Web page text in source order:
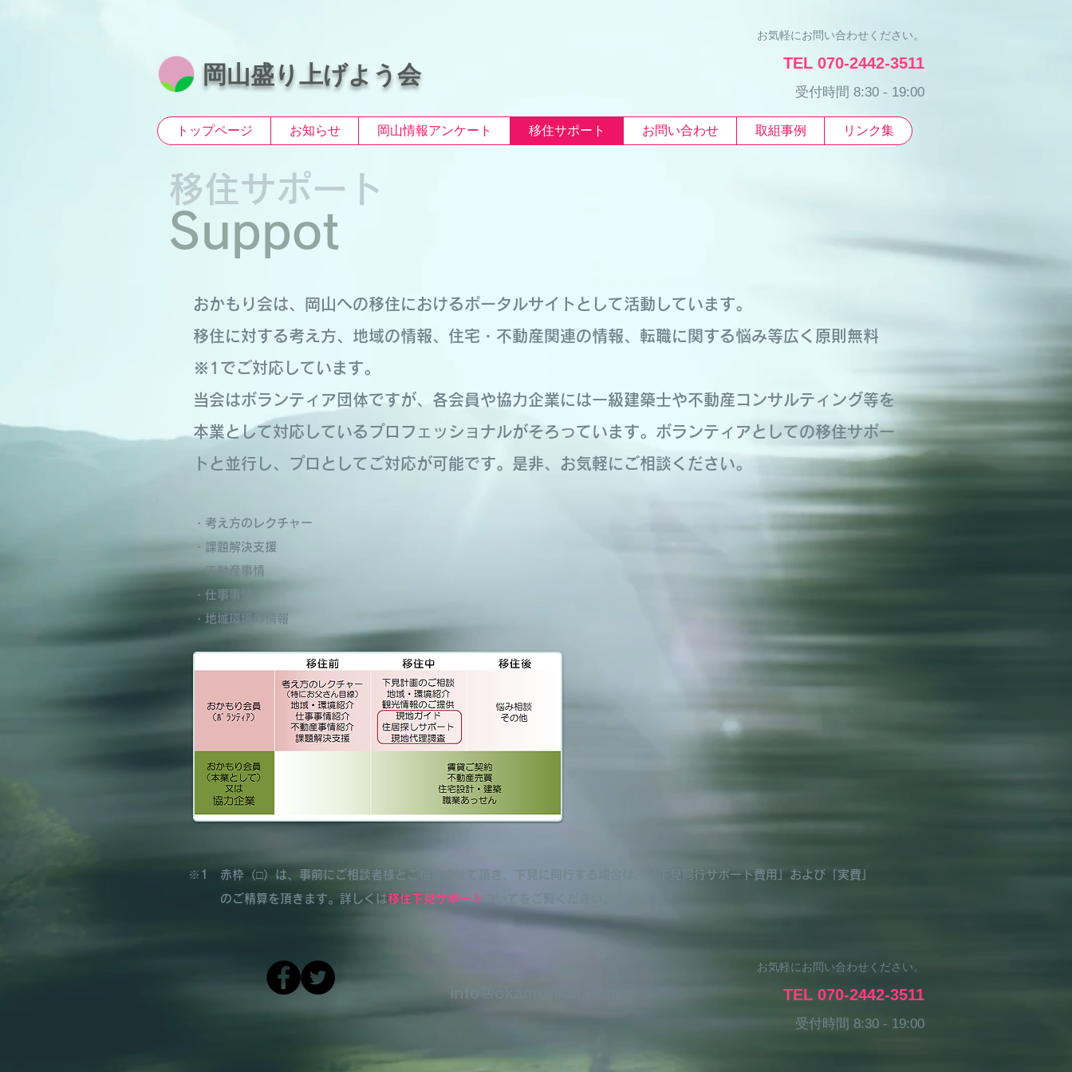
​岡山盛り上げよう会
お気軽にお問い合わせください。
TEL 070-2442-3511
受付時間 8:30 - 19:00
トップページ お知らせ 岡山情報アンケート 移住サポート お問い合わせ 取組事例 リンク集
移住サポート
Suppot
おかもり会は、岡山への移住におけるポータルサイトとして活動しています。
移住に対する考え方、地域の情報、住宅・不動産関連の情報、転職に関する悩み等広く原則無料
※1でご対応しています。
当会はボランティア団体ですが、各会員や協力企業には一級建築士や不動産コンサルティング等を
本業として対応しているプロフェッショナルがそろっています。ボランティアとしての移住サポー
トと並行し、プロとしてご対応が可能です。 是非、お気軽にご相談ください。
・考え方のレクチャー
・課題解決支援
・不動産事情
・仕事事情
・地域環境の情報
※1 赤枠（□）は、事前にご相談者様とご相談させて頂き、下見に同行する場合は、「下見同行サポート費用」および「実費」
のご精算を頂きます。詳しくは移住下見サポート
お気軽にお問い合わせください。
TEL 070-2442-3511
受付時間 8:30 - 19:00
info@okamorikai.com